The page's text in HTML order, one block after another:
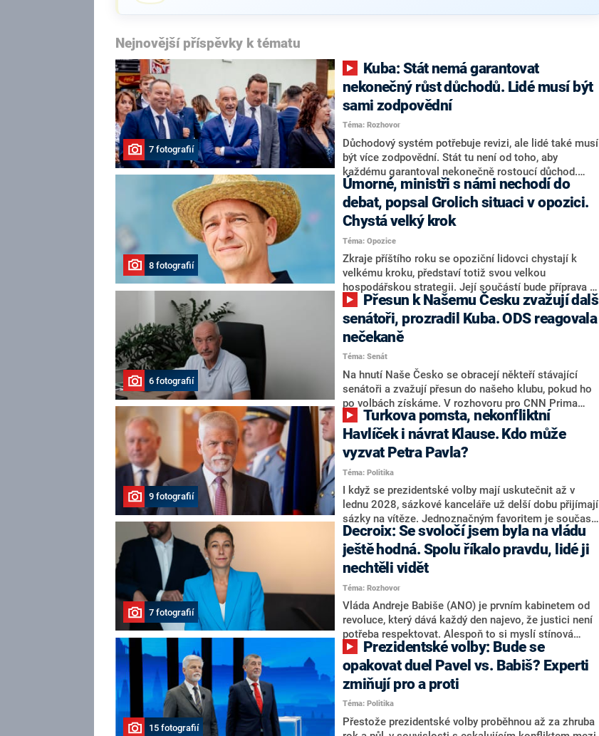
Nejnovější příspěvky k tématu
7 fotografií
nekonečný růst důchodů. Lidé musí být
sami zodpovědní
Téma: Rozhovor
Důchodový systém potřebuje revizi, ale lidé také musí
být více zodpovědní. Stát tu není od toho, aby
každému garantoval nekonečně rostoucí důchod.
Chybí tu nový systém a my ho představíme,řekl
hejtman Jihočeského kraje a předseda hnutí Naše
Česko Martin Kuba v rozhovoru pro CNN Prima NEWS.
V čele státu pak podle něj nemůže být člověk, který by
střetem zájmů omezoval čerpání financí a rozvoj,
dodal. Řešení u Andreje Babiše ale hodnotit nechtěl.
8 fotografií
Úmorné, ministři s námi nechodí do
debat, popsal Grolich situaci v opozici.
Chystá velký krok
Téma: Opozice
Zkraje příštího roku se opoziční lidovci chystají k
velkému kroku, představí totiž svou velkou
hospodářskou strategii. Její součástí bude příprava na
stárnutí populace, řekl ve středu na setkání s novináři
nový předseda lidovců Jan Grolich. Ten zároveň v
senátních volbách kandiduje ve Vyškově. Popsal i
aktivitu opozice, o níž vládní strany nebo političtí
komentátoři mluví jako o slabé a v defenzivě. „Je to
úmorná práce upozorňovat na chyby vlády. Ministři s
námi navíc nechodí do debat. Chceme ale ukazovat
svoje témata,“ odpověděl Grolich na dotaz CNN Prima
NEWS.
6 fotografií
senátoři, prozradil Kuba. ODS reagovala
nečekaně
Téma: Senát
Na hnutí Naše Česko se obracejí někteří stávající
senátoři a zvažují přesun do našeho klubu, pokud ho
po volbách získáme. V rozhovoru pro CNN Prima
NEWS to řekl zakladatel hnutí a jihočeský hejtman
Martin Kuba. Konkrétní nebyl, ale získat by takto mohl
například senátora Zdeňka Hrabu, který je dnes
součástí klubu ODS a TOP 09. Hraba to na dotaz
redakce nevyloučil. Předseda klubu senátorů ODS
Zdeněk Nytra redakci řekl, že počítá s odchodem
některých senátorů z klubu a že Naše Česko není
nepřítel, ale soupeř.
9 fotografií
Havlíček i návrat Klause. Kdo může
vyzvat Petra Pavla?
Téma: Politika
I když se prezidentské volby mají uskutečnit až v
lednu 2028, sázkové kanceláře už delší dobu přijímají
sázky na vítěze. Jednoznačným favoritem je současná
hlava státu Petr Pavel. Daleko za ním pak bookmakeři
zmiňují dva výrazné politiky ANO, tedy premiéra
Andreje Babiše a ministra průmyslu Karla Havlíčka.
Oblíbeným tipem samotných sázkařů je poslanec za
Motoristy Filip Turek. Politolog Jan Kubáček nicméně
o případné kandidatuře kohokoliv ze zmíněné trojice
značně pochybuje. Podle něj současná koalice dosud
nemá osobu, která by Pavlovi mohla konkurovat.
7 fotografií
Decroix: Se svoločí jsem byla na vládu
ještě hodná. Spolu říkalo pravdu, lidé ji
nechtěli vidět
Téma: Rozhovor
Vláda Andreje Babiše (ANO) je prvním kabinetem od
revoluce, který dává každý den najevo, že justici není
potřeba respektovat. Alespoň to si myslí stínová
ministryně spravedlnosti ODS Eva Decroix. V
rozhovoru pro CNN Prima NEWS si nebrala servítky
ohledně politického výkonu svého nástupce Jeronýma
Tejce (za ANO) či vládní zmocněnkyně pro lidská
práva Taťány Malé (ANO). Označením „svoloč“ na
adresu vlády prý byla ještě hodná. Decroix se také
15 fotografií
opakovat duel Pavel vs. Babiš? Experti
zmiňují pro a proti
Téma: Politika
Přestože prezidentské volby proběhnou až za zhruba